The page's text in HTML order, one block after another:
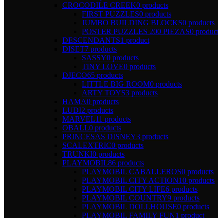
CROCODILE CREEK0 products
FIRST PUZZLES0 products
JUMBO BUILDING BLOCKS0 products
POSTER PUZZLES 200 PIEZAS0
DESCENDANTS1 product
DISET7 products
SASSY0 products
TINY LOVE0 products
DJECO65 products
LITTLE BIG ROOM0 products
ARTY TOYS3 products
HAMA0 products
LUDI2 products
MARVEL11 products
OBALL0 products
PRINCESAS DISNEY3 products
SCALEXTRIC0 products
TRUNKI0 products
PLAYMOBIL86 products
PLAYMOBIL CABALLEROS0 products
PLAYMOBIL CITY ACTION10 products
PLAYMOBIL CITY LIFE6 products
PLAYMOBIL COUNTRY9 products
PLAYMOBIL DOLLHOUSE0 products
PLAYMOBIL FAMILY FUN1 product